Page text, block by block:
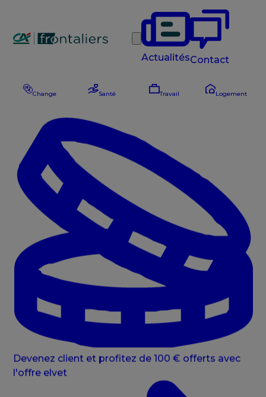
Rechercher
ActualitésContact
Change Santé Travail Logement
Devenez client et profitez de 100 € offerts avec
l'offre elvet